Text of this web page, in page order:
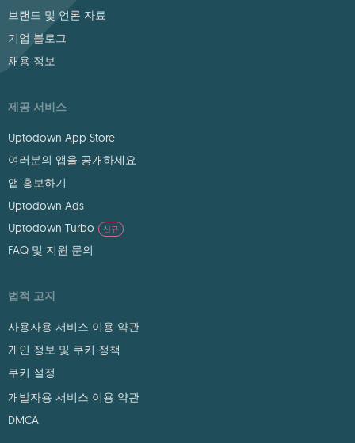
브랜드 및 언론 자료
기업 블로그
채용 정보
제공 서비스
Uptodown App Store
여러분의 앱을 공개하세요
앱 홍보하기
Uptodown Ads
Uptodown Turbo
신규
FAQ 및 지원 문의
법적 고지
사용자용 서비스 이용 약관
개인 정보 및 쿠키 정책
쿠키 설정
개발자용 서비스 이용 약관
DMCA